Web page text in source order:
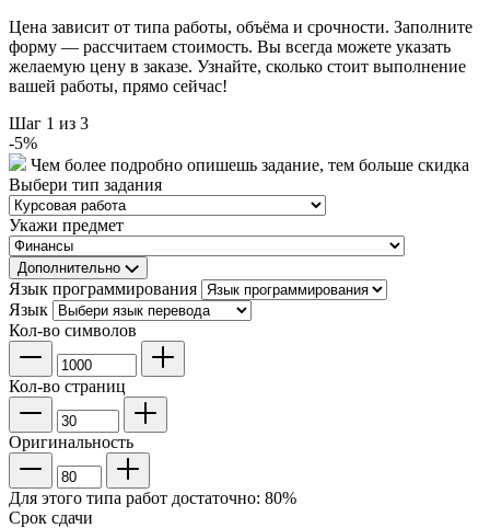
Цена зависит от типа работы, объёма и срочности. Заполните
форму — рассчитаем стоимость. Вы всегда можете указать
желаемую цену в заказе. Узнайте, сколько стоит выполнение
вашей работы, прямо сейчас!
Шаг 1 из 3
-5%
Чем более подробно опишешь задание, тем больше скидка
Выбери тип задания
Укажи предмет
Дополнительно
Язык программирования
Язык
Кол-во символов
Кол-во страниц
Оригинальность
Для этого типа работ достаточно: 80%
Срок сдачи